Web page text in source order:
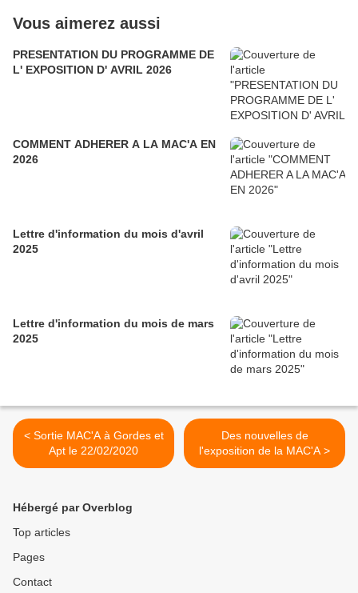
Vous aimerez aussi
PRESENTATION DU PROGRAMME DE
L' EXPOSITION D' AVRIL 2026
COMMENT ADHERER A LA MAC'A EN
2026
Lettre d'information du mois d'avril
2025
Lettre d'information du mois de mars
2025
< Sortie MAC'A à Gordes et
Apt le 22/02/2020
Des nouvelles de
l'exposition de la MAC'A >
Hébergé par Overblog
Top articles
Pages
Contact